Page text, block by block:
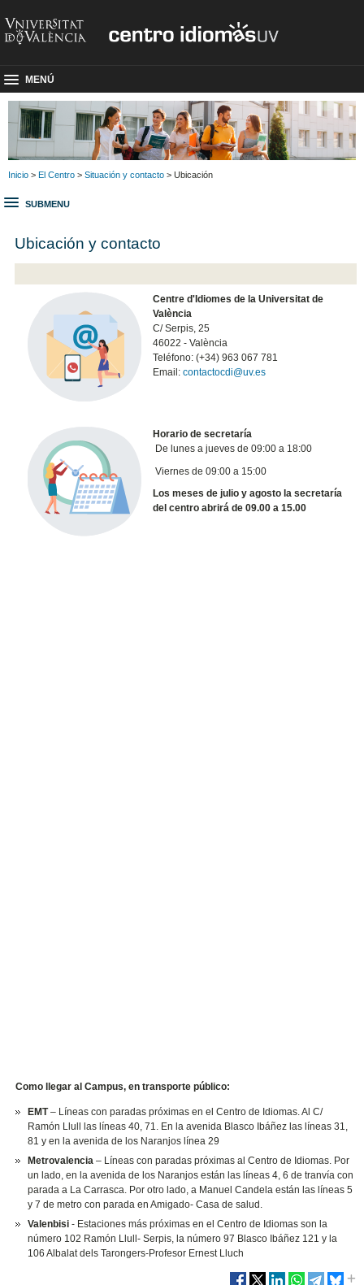
MENÚ
Inicio > El Centro > Situación y contacto > Ubicación
SUBMENU
Ubicación y contacto
Centre d'Idiomes de la Universitat de
València
C/ Serpis, 25
46022 - València
Teléfono: (+34) 963 067 781
Email: contactocdi@uv.es
Horario de secretaría
De lunes a jueves de 09:00 a 18:00
Viernes de 09:00 a 15:00
Los meses de julio y agosto la secretaría
del centro abrirá de 09.00 a 15.00
Como llegar al Campus, en transporte público:
EMT– Líneas con paradas próximas en el Centro de Idiomas. Al C/
Ramón Llull las líneas 40, 71. En la avenida Blasco Ibáñez las líneas 31,
81 y en la avenida de los Naranjos línea 29
Metrovalencia– Líneas con paradas próximas al Centro de Idiomas. Por
un lado, en la avenida de los Naranjos están las líneas 4, 6 de tranvía con
parada a La Carrasca. Por otro lado, a Manuel Candela están las líneas 5
y 7 de metro con parada en Amigado- Casa de salud.
Valenbisi- Estaciones más próximas en el Centro de Idiomas son la
número 102 Ramón Llull- Serpis, la número 97 Blasco Ibáñez 121 y la
106 Albalat dels Tarongers-Profesor Ernest Lluch